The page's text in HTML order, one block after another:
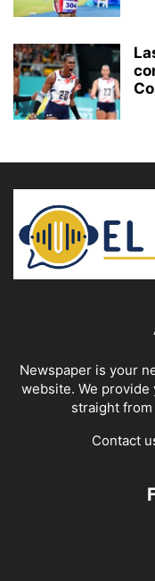
Newspaper is your
website. We
straight
Contact